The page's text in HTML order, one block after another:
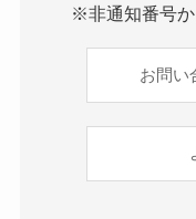
※非通知番号
お問い